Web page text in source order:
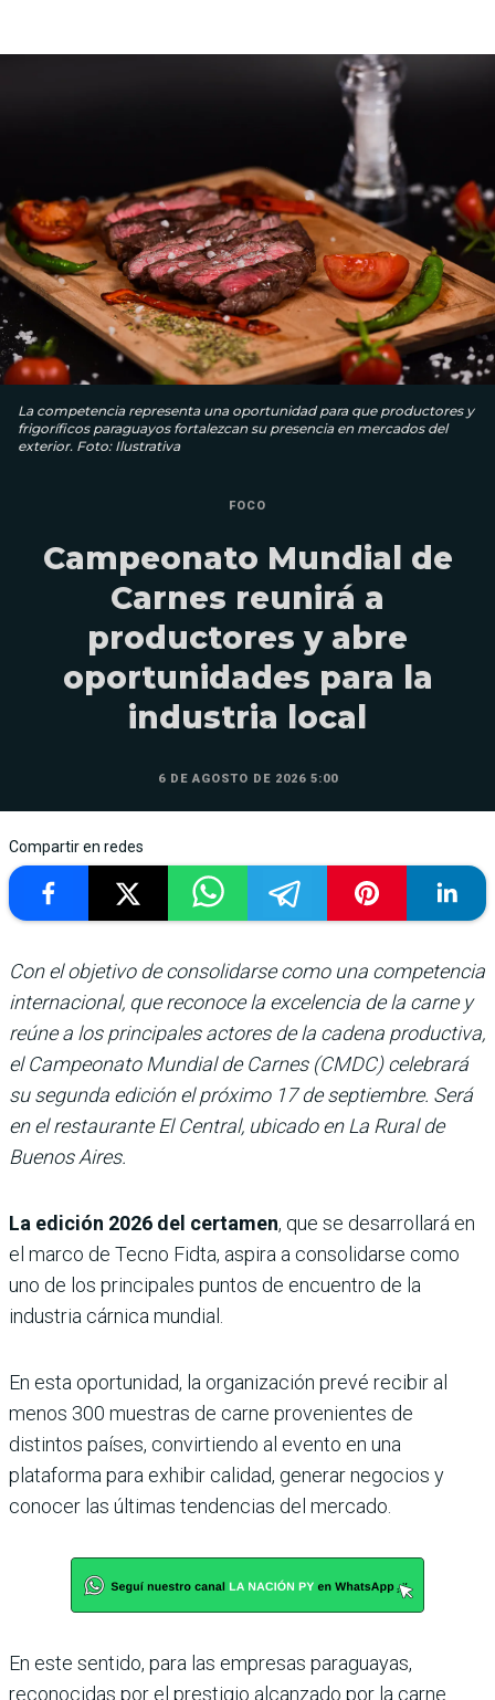
La competencia representa una oportunidad para que productores y
frigoríficos paraguayos fortalezcan su presencia en mercados del
exterior. Foto: Ilustrativa
FOCO
Campeonato Mundial de
Carnes reunirá a
productores y abre
oportunidades para la
industria local
6 DE AGOSTO DE 2026 5:00
Compartir en redes
Con el objetivo de consolidarse como una competencia
internacional, que reconoce la excelencia de la carne y
reúne a los principales actores de la cadena productiva,
el Campeonato Mundial de Carnes (CMDC) celebrará
su segunda edición el próximo 17 de septiembre. Será
en el restaurante El Central, ubicado en La Rural de
Buenos Aires.
La edición 2026 del certamen, que se desarrollará en
el marco de Tecno Fidta, aspira a consolidarse como
uno de los principales puntos de encuentro de la
industria cárnica mundial.
En esta oportunidad, la organización prevé recibir al
menos 300 muestras de carne provenientes de
distintos países, convirtiendo al evento en una
plataforma para exhibir calidad, generar negocios y
conocer las últimas tendencias del mercado.
En este sentido, para las empresas paraguayas,
reconocidas por el prestigio alcanzado por la carne